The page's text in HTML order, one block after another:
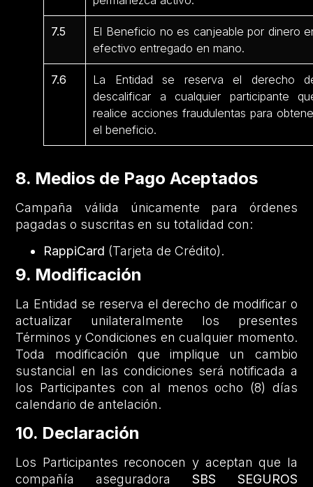
7.5
El Beneficio no es canjeable por dinero
efectivo entregado en mano.
7.6
La Entidad se reserva el derecho
descalificar a cualquier participante
realice acciones fraudulentas para
el beneficio.
8. Medios de Pago Aceptados
Campaña válida únicamente para órdenes
pagadas o suscritas en su totalidad con:
RappiCard (Tarjeta de Crédito).
9. Modificación
La Entidad se reserva el derecho de modificar o
actualizar unilateralmente los presentes
Términos y Condiciones en cualquier momento.
Toda modificación que implique un cambio
sustancial en las condiciones será notificada a
los Participantes con al menos ocho (8) días
calendario de antelación.
10. Declaración
Los Participantes reconocen y aceptan que la
compañía aseguradora SBS SEGUROS